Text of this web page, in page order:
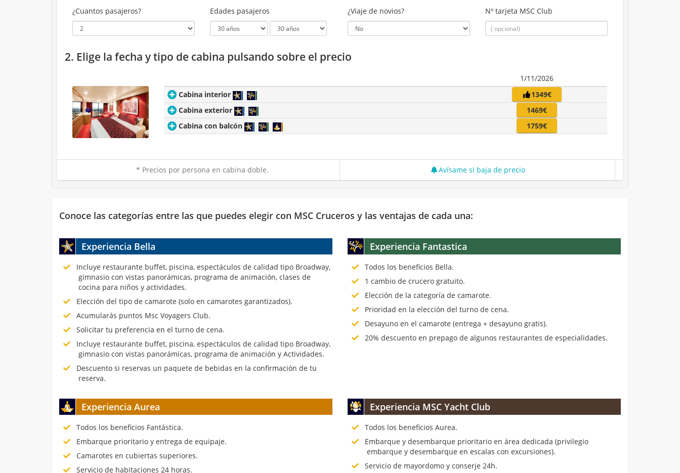
¿Cuantos pasajeros? Edades pasajeros ¿Viaje de novios? Nº tarjeta MSC Club
2. Elige la fecha y tipo de cabina pulsando sobre el precio
1/11/2026
Cabina interior
1349€
Cabina exterior
1469€
Cabina con balcón
1759€
* Precios por persona en cabina doble. Avísame si baja de precio
Conoce las categorías entre las que puedes elegir con MSC Cruceros y las ventajas de cada una:
Experiencia Bella
Incluye restaurante buffet, piscina, espectáculos de calidad tipo Broadway,
gimnasio con vistas panorámicas, programa de animación, clases de
cocina para niños y actividades.
Elección del tipo de camarote (solo en camarotes garantizados).
Acumularás puntos Msc Voyagers Club.
Solicitar tu preferencia en el turno de cena.
Incluye restaurante buffet, piscina, espectáculos de calidad tipo Broadway,
gimnasio con vistas panorámicas, programa de animación y Actividades.
Descuento si reservas un paquete de bebidas en la confirmación de tu
reserva.
Experiencia Fantastica
Todos los beneficios Bella.
1 cambio de crucero gratuito.
Elección de la categoría de camarote.
Prioridad en la elección del turno de cena.
Desayuno en el camarote (entrega + desayuno gratis).
20% descuento en prepago de algunos restaurantes de especialidades.
Experiencia Aurea
Todos los beneficios Fantástica.
Embarque prioritario y entrega de equipaje.
Camarotes en cubiertas superiores.
Servicio de habitaciones 24 horas.
Experiencia MSC Yacht Club
Todos los beneficios Aurea.
Embarque y desembarque prioritario en área dedicada (privilegio
embarque y desembarque en escalas con excursiones).
Servicio de mayordomo y conserje 24h.